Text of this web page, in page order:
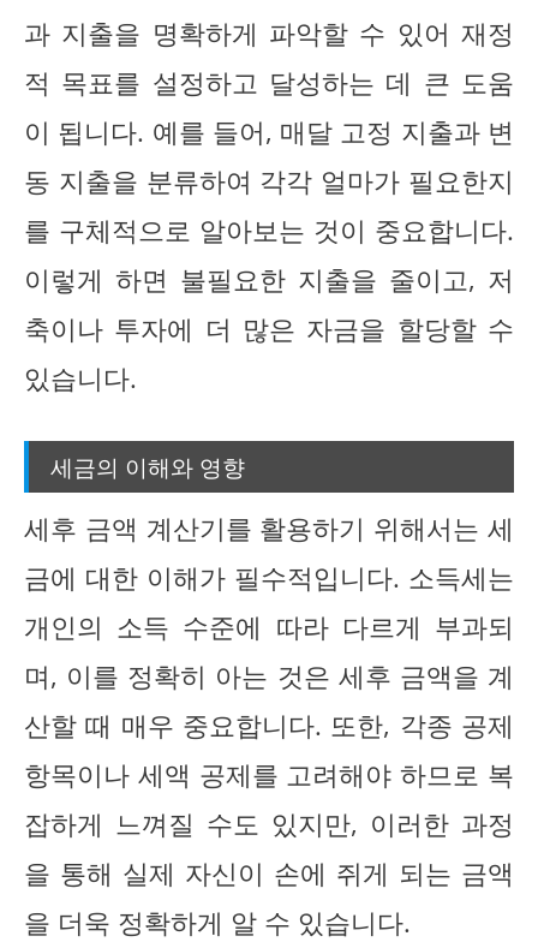
과 지출을 명확하게 파악할 수 있어 재정
적 목표를 설정하고 달성하는 데 큰 도움
이 됩니다. 예를 들어, 매달 고정 지출과 변
동 지출을 분류하여 각각 얼마가 필요한지
를 구체적으로 알아보는 것이 중요합니다.
이렇게 하면 불필요한 지출을 줄이고, 저
축이나 투자에 더 많은 자금을 할당할 수
있습니다.
세금의 이해와 영향
세후 금액 계산기를 활용하기 위해서는 세
금에 대한 이해가 필수적입니다. 소득세는
개인의 소득 수준에 따라 다르게 부과되
며, 이를 정확히 아는 것은 세후 금액을 계
산할 때 매우 중요합니다. 또한, 각종 공제
항목이나 세액 공제를 고려해야 하므로 복
잡하게 느껴질 수도 있지만, 이러한 과정
을 통해 실제 자신이 손에 쥐게 되는 금액
을 더욱 정확하게 알 수 있습니다.